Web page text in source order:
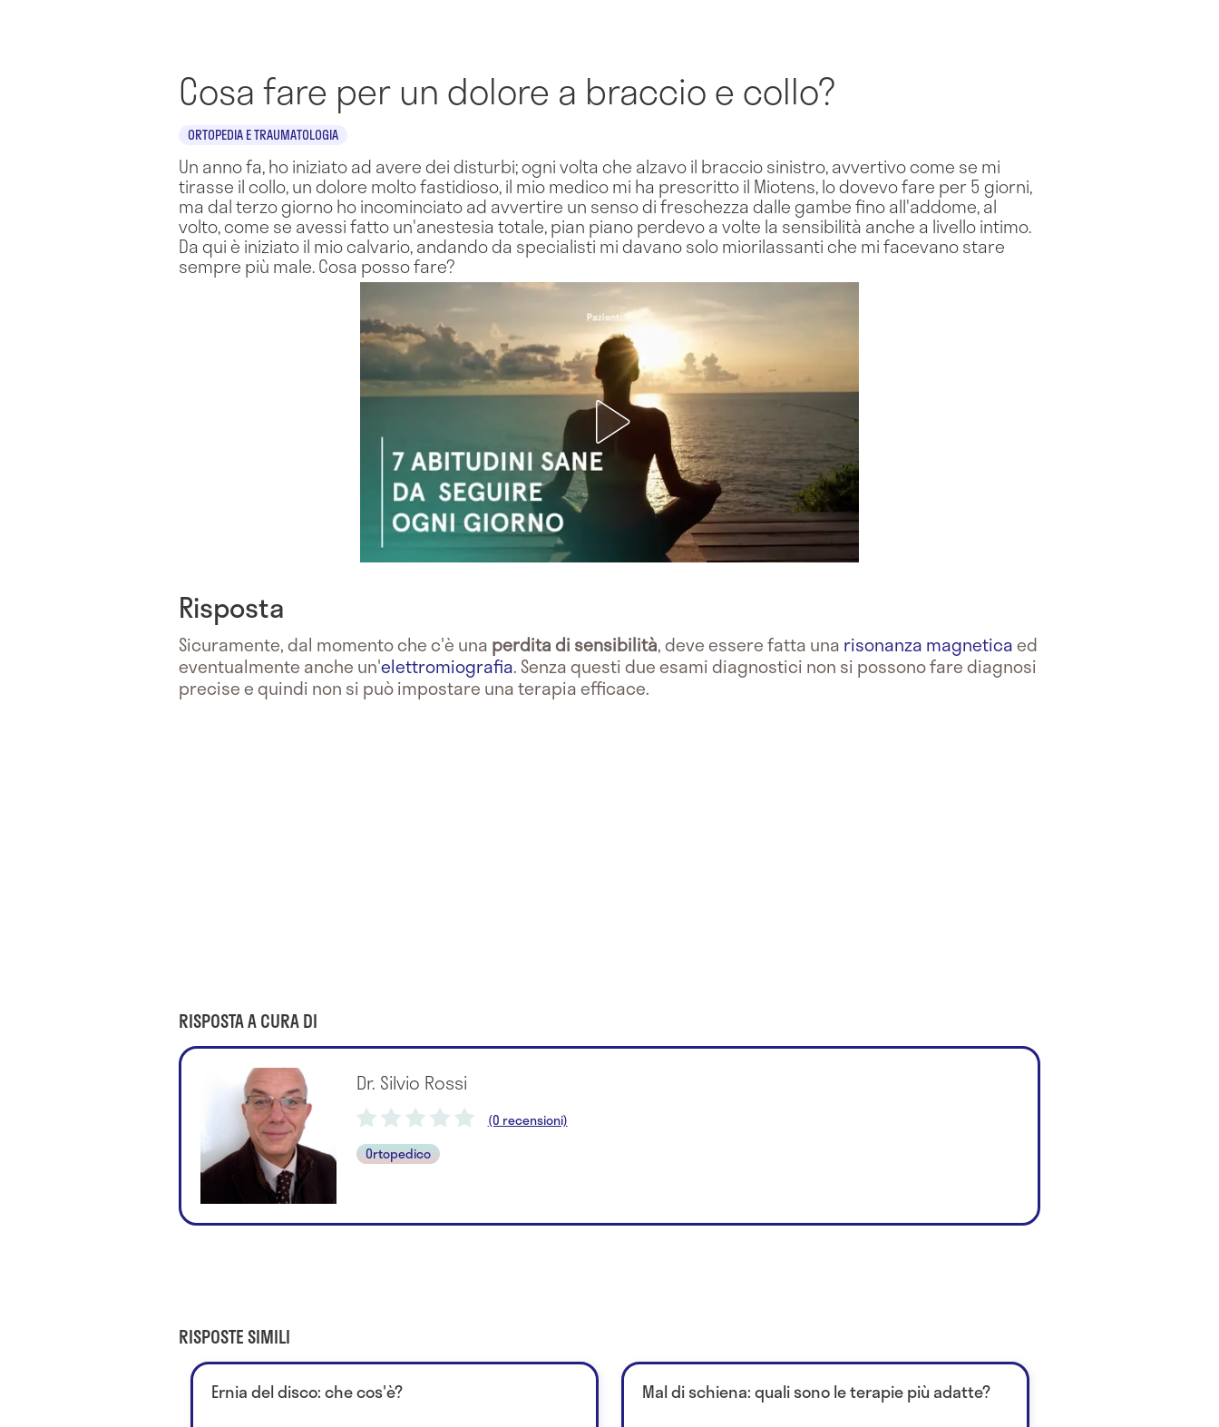
Cosa fare per un dolore a braccio e collo?
ORTOPEDIA E TRAUMATOLOGIA
Un anno fa, ho iniziato ad avere dei disturbi; ogni volta che alzavo il braccio sinistro, avvertivo come se mi
tirasse il collo, un dolore molto fastidioso, il mio medico mi ha prescritto il Miotens, lo dovevo fare per 5 giorni,
ma dal terzo giorno ho incominciato ad avvertire un senso di freschezza dalle gambe fino all'addome, al
volto, come se avessi fatto un'anestesia totale, pian piano perdevo a volte la sensibilità anche a livello intimo.
Da qui è iniziato il mio calvario, andando da specialisti mi davano solo miorilassanti che mi facevano stare
sempre più male. Cosa posso fare?
Risposta
Sicuramente, dal momento che c'è una perdita di sensibilità, deve essere fatta una risonanza magneticaed
eventualmente anche un'elettromiografia. Senza questi due esami diagnostici non si possono fare diagnosi
precise e quindi non si può impostare una terapia efficace.
RISPOSTA A CURA DI
Dr. Silvio Rossi
(0 recensioni)
Ortopedico
RISPOSTE SIMILI
Ernia del disco: che cos'è? Mal di schiena: quali sono le terapie più adatte?